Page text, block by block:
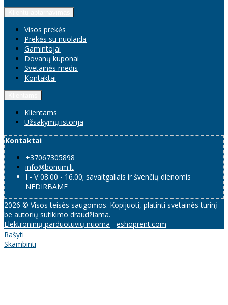
Visos prekės
Prekės su nuolaida
Gamintojai
Dovanų kuponai
Svetainės medis
Kontaktai
Klientams
Užsakymų istorija
Kontaktai
+37067305898
info@bonum.lt
I - V 08.00 - 16.00; savaitgaliais ir švenčių dienomis
NEDIRBAME
2026 © Visos teisės saugomos. Kopijuoti, platinti svetainės turinį
be autorių sutikimo draudžiama.
Elektroninių parduotuvių nuoma - eshoprent.com
Rašyti
Skambinti